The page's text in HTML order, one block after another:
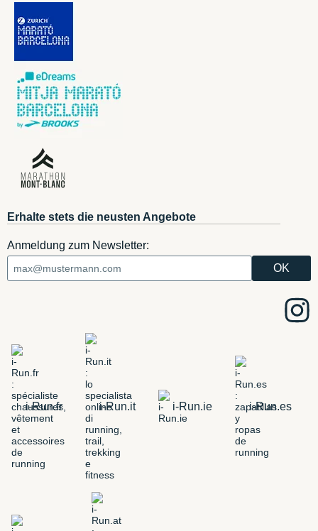
Erhalte stets die neusten Angebote
Anmeldung zum Newsletter:
i-Run.fr i-Run.it i-Run.ie i-Run.es